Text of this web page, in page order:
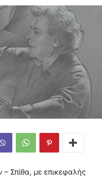
Σπίθα, με επικεφαλής